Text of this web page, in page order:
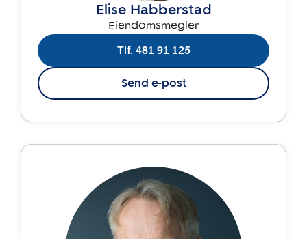
Elise Habberstad
Eiendomsmegler
Tlf. 481 91 125
Send e-post